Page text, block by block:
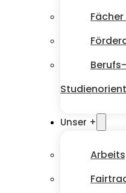
Unser +